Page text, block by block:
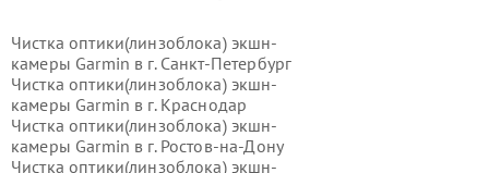
Чистка оптики(линзоблока) экшн-
камеры Garmin в г. Санкт-Петербург
Чистка оптики(линзоблока) экшн-
камеры Garmin в г. Краснодар
Чистка оптики(линзоблока) экшн-
камеры Garmin в г. Ростов-на-Дону
Чистка оптики(линзоблока) экшн-